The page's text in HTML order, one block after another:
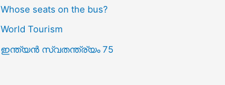
Whose seats on the bus?
World Tourism
ഇന്ത്യൻ സ്വതന്ത്ര്യം 75